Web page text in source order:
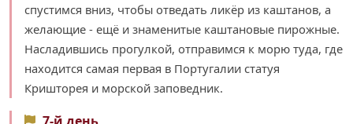
спустимся вниз, чтобы отведать ликёр из каштанов, а
желающие - ещё и знаменитые каштановые пирожные.
Насладившись прогулкой, отправимся к морю туда, где
находится самая первая в Португалии статуя
Кришторея и морской заповедник.